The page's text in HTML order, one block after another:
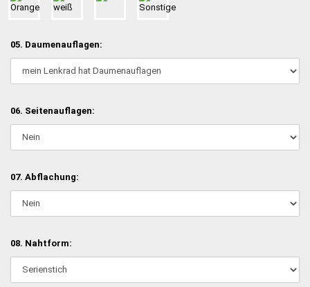
05. Daumenauflagen:
06. Seitenauflagen:
07. Abflachung:
08. Nahtform: